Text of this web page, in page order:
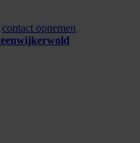
contact opnemen